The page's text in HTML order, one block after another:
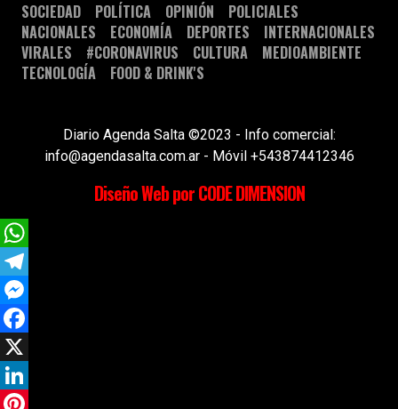
SOCIEDAD POLÍTICA OPINIÓN
POLICIALES
NACIONALES
ECONOMÍA DEPORTES
INTERNACIONALES
VIRALES
#CORONAVIRUS CULTURA
MEDIOAMBIENTE
TECNOLOGÍA
FOOD & DRINK'S
Diario Agenda Salta ©2023 - Info comercial:
info@agendasalta.com.ar - Móvil +543874412346
Diseño Web por CODE DIMENSION
WhatsApp
Telegram
Messenger
Facebook
X
LinkedIn